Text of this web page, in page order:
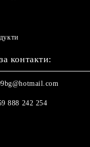
контакти:
888 242 254